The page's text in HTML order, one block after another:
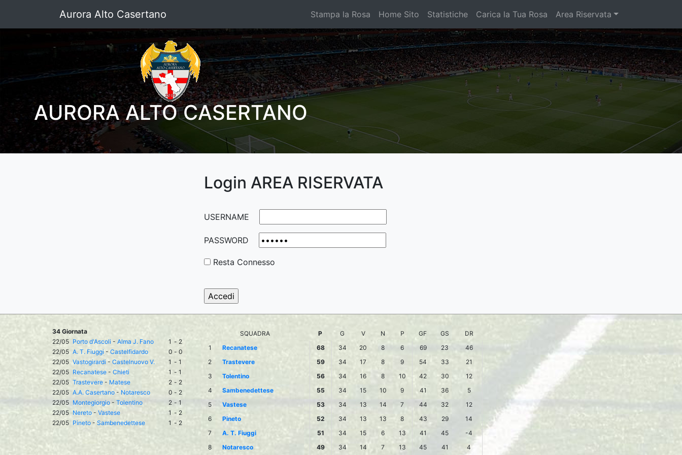
Aurora Alto Casertano Stampa la Rosa Home Sito Statistiche Carica la Tua Rosa Area Riservata
AURORA ALTO CASERTANO
Login AREA RISERVATA
USERNAME
PASSWORD
Resta Connesso
34 Giornata
22/05 Porto d'Ascoli - Alma J. Fano 1 - 2
22/05 A. T. Fiuggi- Castelfidardo 0 - 0
22/05 Vastogirardi - Castelnuovo V. 1 - 1
22/05 Recanatese - Chieti 1 - 1
22/05 Trastevere - Matese 2 - 2
22/05 A.A. Casertano - Notaresco 0 - 2
22/05 Montegiorgio - Tolentino 2 - 1
22/05 Nereto - Vastese 1 - 2
22/05 Pineto - Sambenedettese 1 - 2
SQUADRA P G V N P GF GS
DR
1
Recanatese 68 34 20 8 6 69 23
46
2
Trastevere 59 34 17 8 9 54 33
21
3
Tolentino 56 34 16 8 10 42 30
12
4
Sambenedettese 55 34 15 10 9 41 36
5
5
Vastese 53 34 13 14 7 44 32
12
6
Pineto 52 34 13 13 8 43 29
14
7
A. T. Fiuggi 51 34 15 6 13 41 45
-4
8
Notaresco 49 34 14 7 13 45 41 4